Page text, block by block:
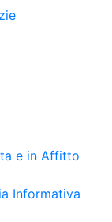
Informativa